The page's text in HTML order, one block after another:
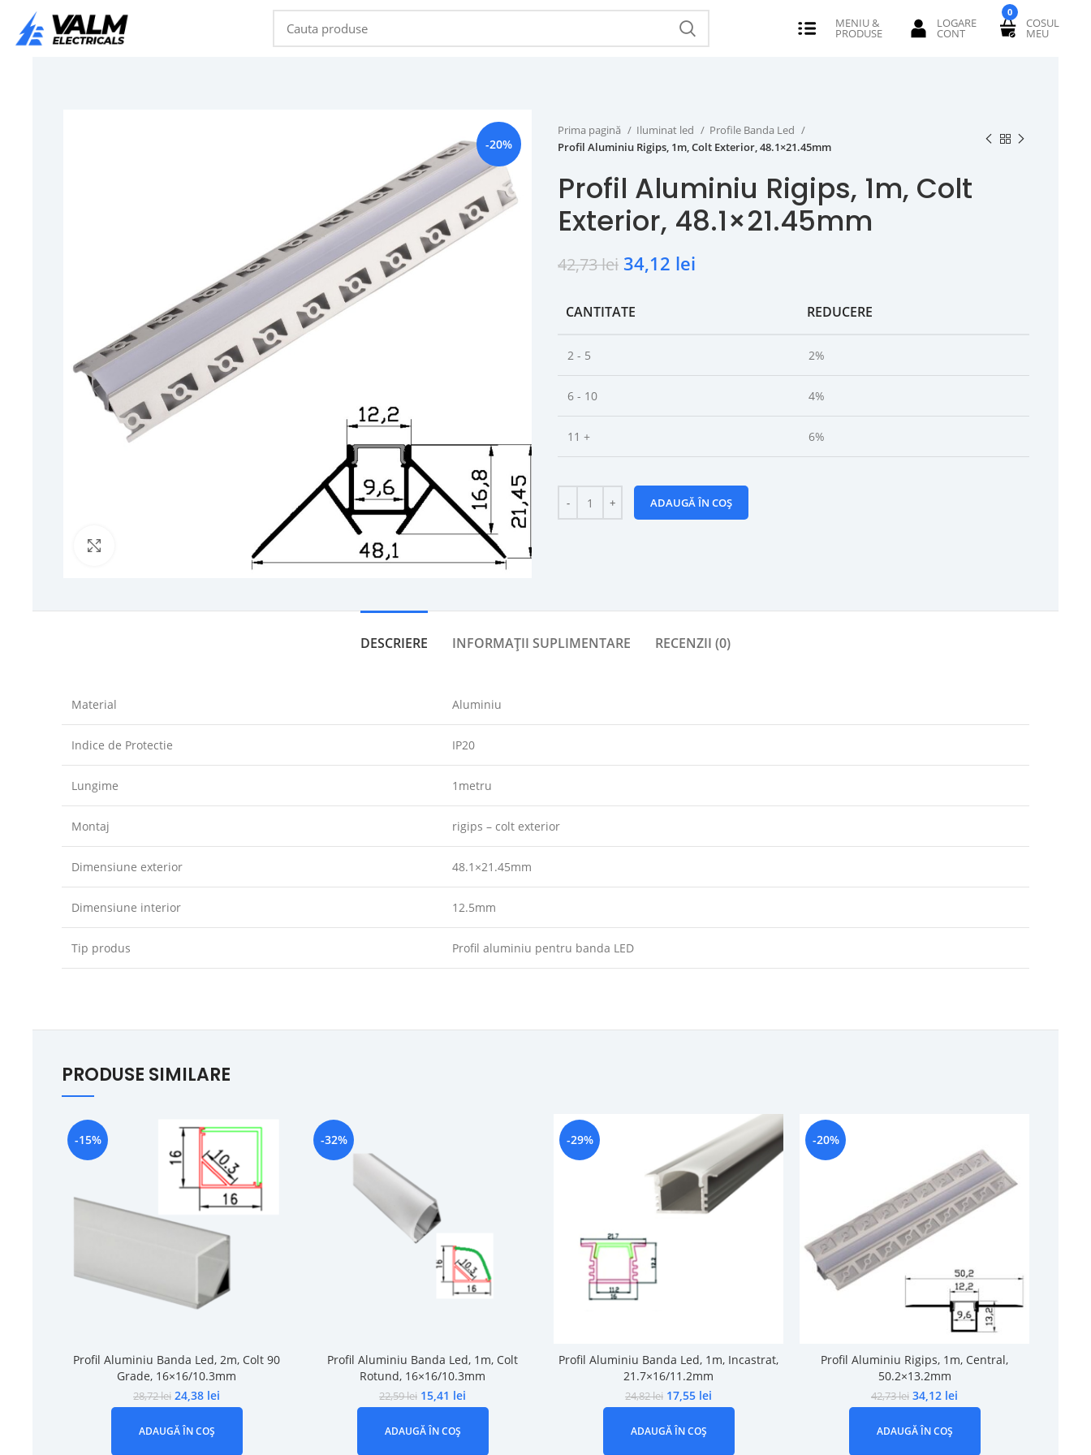
0
-20%
Prima pagină Iluminat led
Profile Banda Led
Profil Aluminiu Rigips, 1m, Colt Exterior, 48.1×21.45mm
Profil Aluminiu Rigips, 1m, Colt
Exterior, 48.1×21.45mm
42,73lei 34,12 lei
CANTITATE REDUCERE
2 - 5 2%
6 - 10 4%
11 + 6%
ADAUGĂ ÎN COȘ
DESCRIERE INFORMAȚII SUPLIMENTARE RECENZII (0)
Material Aluminiu
Indice de Protectie IP20
Lungime 1metru
Montaj rigips – colt exterior
Dimensiune exterior 48.1×21.45mm
Dimensiune interior 12.5mm
Tip produs Profil aluminiu pentru banda LED
PRODUSE SIMILARE
-15%
Profil Aluminiu Banda Led, 2m, Colt 90
Grade, 16×16/10.3mm
28,72lei 24,38 lei
ADAUGĂ ÎN COȘ
-32%
Profil Aluminiu Banda Led, 1m, Colt
Rotund, 16×16/10.3mm
22,59lei 15,41 lei
ADAUGĂ ÎN COȘ
-29%
Profil Aluminiu Banda Led, 1m, Incastrat,
21.7×16/11.2mm
24,82lei 17,55 lei
ADAUGĂ ÎN COȘ
-20%
Profil Aluminiu Rigips, 1m, Central,
50.2×13.2mm
42,73lei 34,12 lei
ADAUGĂ ÎN COȘ